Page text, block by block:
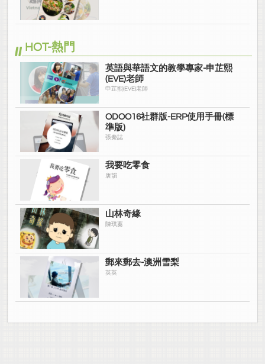
HOT-熱門
英語與華語文的教學專家-申芷熙
(EVE)老師
申芷熙(EVE)老師
ODOO16社群版-ERP使用手冊(標
準版)
張秦誌
我要吃零食
唐韻
山林奇緣
陳琪蓁
郵來郵去-澳洲雪梨
英英